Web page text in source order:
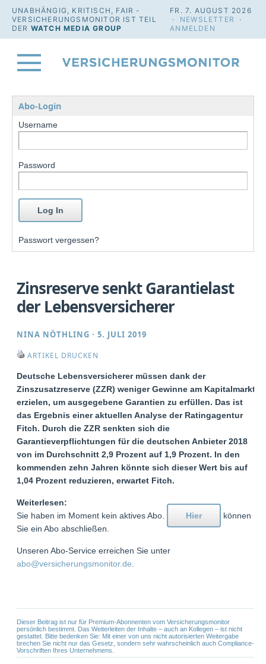
UNABHÄNGIG, KRITISCH, FAIR -
VERSICHERUNGSMONITOR IST TEIL
DER WATCH MEDIA GROUP
FR. 7. AUGUST 2026
· NEWSLETTER
·
ANMELDEN
Abo-Login
Username
Password
Passwort vergessen?
Zinsreserve senkt Garantielast
der Lebensversicherer
NINA NÖTHLING ·5. JULI 2019
ARTIKEL DRUCKEN
Deutsche Lebensversicherer müssen dank der
Zinszusatzreserve (ZZR) weniger Gewinne am Kapitalmarkt
erzielen, um ausgegebene Garantien zu erfüllen. Das ist
das Ergebnis einer aktuellen Analyse der Ratingagentur
Fitch. Durch die ZZR senkten sich die
Garantieverpflichtungen für die deutschen Anbieter 2018
von im Durchschnitt 2,9 Prozent auf 1,9 Prozent. In den
kommenden zehn Jahren könnte sich dieser Wert bis auf
1,04 Prozent reduzieren, erwartet Fitch.
Weiterlesen:
Sie haben im Moment kein aktives Abo.
Hier
können
Sie ein Abo abschließen.
Unseren Abo-Service erreichen Sie unter
abo@versicherungsmonitor.de
Dieser Beitrag ist nur für Premium-Abonnenten vom Versicherungsmonitor
persönlich bestimmt. Das Weiterleiten der Inhalte – auch an Kollegen – ist nicht
gestattet. Bitte bedenken Sie: Mit einer von uns nicht autorisierten Weitergabe
brechen Sie nicht nur das Gesetz, sondern sehr wahrscheinlich auch Compliance-
Vorschriften Ihres Unternehmens.